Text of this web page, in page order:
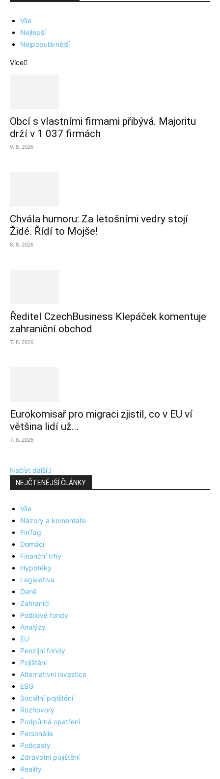
Vše
Nejlepší
Nejpopulárnější
Více
Obcí s vlastními firmami přibývá. Majoritu
drží v 1 037 firmách
9. 8. 2026
Chvála humoru: Za letošními vedry stojí
Židé. Řídí to Mojše!
8. 8. 2026
Ředitel CzechBusiness Klepáček komentuje
zahraniční obchod
7. 8. 2026
Eurokomisař pro migraci zjistil, co v EU ví
většina lidí už...
7. 8. 2026
Načíst další
NEJČTENĚJŠÍ ČLÁNKY
Vše
Názory a komentáře
FinTag
Domácí
Finanční trhy
Hypotéky
Legislativa
Daně
Zahraničí
Podílové fondy
Analýzy
EU
Penzijní fondy
Pojištění
Alternativní investice
ESG
Sociální pojištění
Rozhovory
Podpůrná opatření
Personálie
Podcasty
Zdravotní pojištění
Reality